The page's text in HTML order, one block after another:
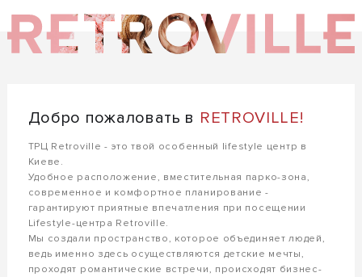
Добро пожаловать в RETROVILLE!
ТРЦ Retroville - это твой особенный lifestyle центр в
Киеве.
Удобное расположение, вместительная парко-зона,
современное и комфортное планирование -
гарантируют приятные впечатления при посещении
Lifestуle-центра Retroville.
Мы создали пространство, которое объединяет людей,
ведь именно здесь осуществляются детские мечты,
проходят романтические встречи, происходят бизнес-